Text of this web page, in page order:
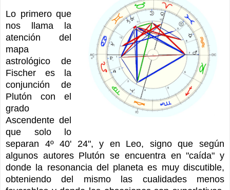
Lo primero que
nos llama la
atención del
mapa
astrológico de
Fischer es la
conjunción de
Plutón con el
grado
Ascendente del
que solo lo
separan 4º 40' 24", y en Leo, signo que según
algunos autores Plutón se encuentra en "caída" y
donde la resonancia del planeta es muy discutible,
obteniendo del mismo las cualidades menos